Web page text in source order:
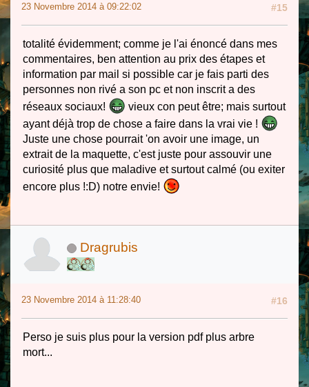
23 Novembre 2014 à 09:22:02 #15
totalité évidemment; comme je l'ai énoncé dans mes
commentaires, ben attention au prix des étapes et
information par mail si possible car je fais parti des
personnes non rivé a son pc et non inscrit a des
réseaux sociaux!
vieux con peut être; mais surtout
ayant déjà trop de chose a faire dans la vrai vie !
Juste une chose pourrait 'on avoir une image, un
extrait de la maquette, c'est juste pour assouvir une
curiosité plus que maladive et surtout calmé (ou exiter
encore plus !:D) notre envie!
Dragrubis
23 Novembre 2014 à 11:28:40 #16
Perso je suis plus pour la version pdf plus arbre
mort...